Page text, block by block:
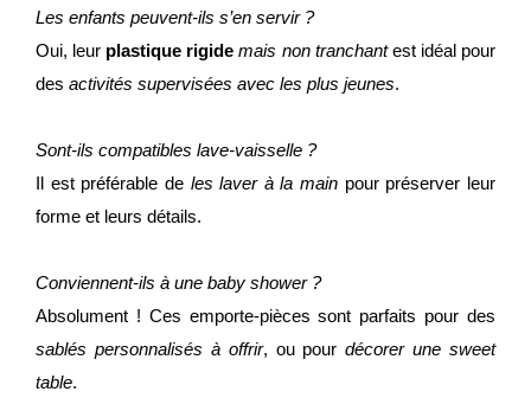
Les enfants peuvent-ils s’en servir ?
Oui, leur plastique rigide mais non tranchantest idéal pour
des activités supervisées avec les plus jeunes.
Sont-ils compatibles lave-vaisselle ?
Il est préférable de les laver à la main pour préserver leur
forme et leurs détails.
Conviennent-ils à une baby shower ?
Absolument ! Ces emporte-pièces sont parfaits pour des
sablés personnalisés à offrir, ou pourdécorer une sweet
table.